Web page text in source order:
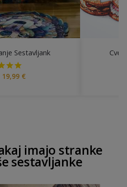
Sestavljank
19,99 €
imajo stranke
sestavljanke